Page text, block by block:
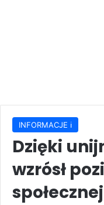
INFORMACJE ℹ️
Dzięki
wzrósł
społecznej